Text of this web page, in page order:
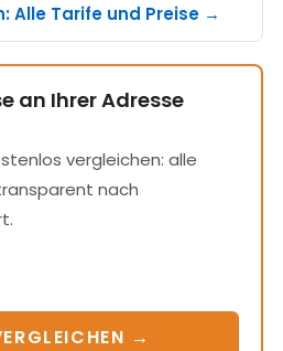
Alle Tarife und Preise →
an Ihrer Adresse
vergleichen: alle
nach
→